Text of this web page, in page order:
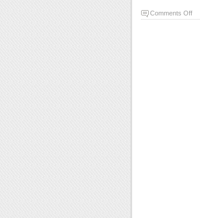
Comments Offon